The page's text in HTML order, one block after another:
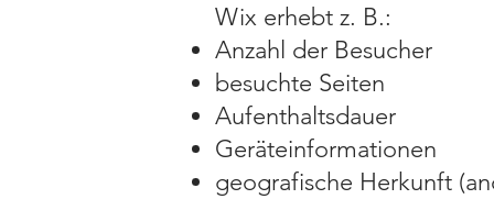
Wix erhebt z. B.:
Anzahl der Besucher
besuchte Seiten
Aufenthaltsdauer
Geräteinformationen
geografische Herkunft